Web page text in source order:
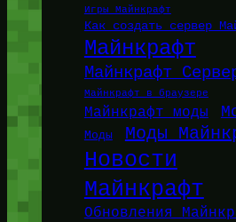
Игры Майнкрафт
Как создать сервер
Майнкрафт
Майнкрафт
Майнкрафт в браузере
Майнкрафт моды
Моды Моды
Новости
Майнкрафт
Обновления